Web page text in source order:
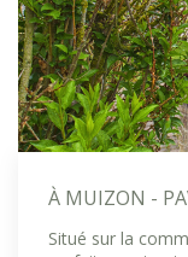
Situé sur la